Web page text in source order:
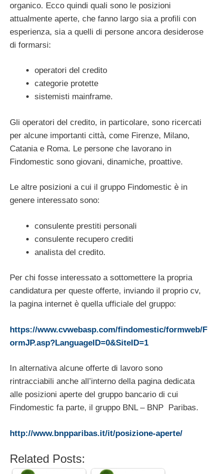
organico. Ecco quindi quali sono le posizioni
attualmente aperte, che fanno largo sia a profili con
esperienza, sia a quelli di persone ancora desiderose
di formarsi:
operatori del credito
categorie protette
sistemisti mainframe.
Gli operatori del credito, in particolare, sono ricercati
per alcune importanti città, come Firenze, Milano,
Catania e Roma. Le persone che lavorano in
Findomestic sono giovani, dinamiche, proattive.
Le altre posizioni a cui il gruppo Findomestic è in
genere interessato sono:
consulente prestiti personali
consulente recupero crediti
analista del credito.
Per chi fosse interessato a sottomettere la propria
candidatura per queste offerte, inviando il proprio cv,
la pagina internet è quella ufficiale del gruppo:
https://www.cvwebasp.com/findomestic/formweb/F
ormJP.asp?LanguageID=0&SiteID=1
In alternativa alcune offerte di lavoro sono
rintracciabili anche all’interno della pagina dedicata
alle posizioni aperte del gruppo bancario di cui
Findomestic fa parte, il gruppo BNL – BNP Paribas.
http://www.bnpparibas.it/it/posizione-aperte/
Related Posts: